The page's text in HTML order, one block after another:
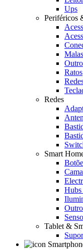
Ups
Periféricos
Malas
Ratos
Redes
Smart
Hubs
Tablet &